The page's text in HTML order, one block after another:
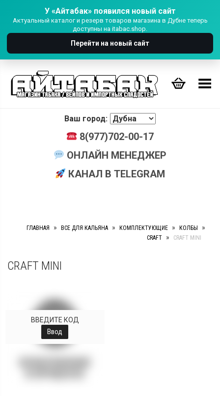
У «Айтабак» появился новый сайт
Актуальный каталог и резерв товаров магазина в Дубне теперь
доступны на itabac.shop.
Перейти на новый сайт
Переключить Меню
Ваш город:
8(977)702-00-17
ОНЛАЙН МЕНЕДЖЕР
КАНАЛ В TELEGRAM
ГЛАВНАЯ » ВСЕ ДЛЯ КАЛЬЯНА » КОМПЛЕКТУЮЩИЕ » КОЛБЫ »
CRAFT » CRAFT MINI
CRAFT MINI
ВВЕДИТЕ КОД
Ввод